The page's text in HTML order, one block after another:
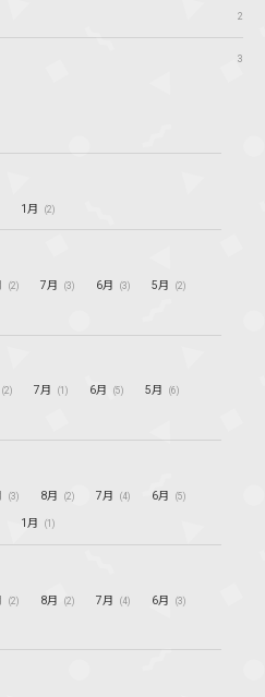
2
3
1月 (2)
(2) 7月 (3) 6月 (3) 5月 (2)
(2) 7月 (1) 6月 (5) 5月 (6)
(3) 8月 (2) 7月 (4) 6月 (5)
1月 (1)
(2) 8月 (2) 7月 (4) 6月 (3)